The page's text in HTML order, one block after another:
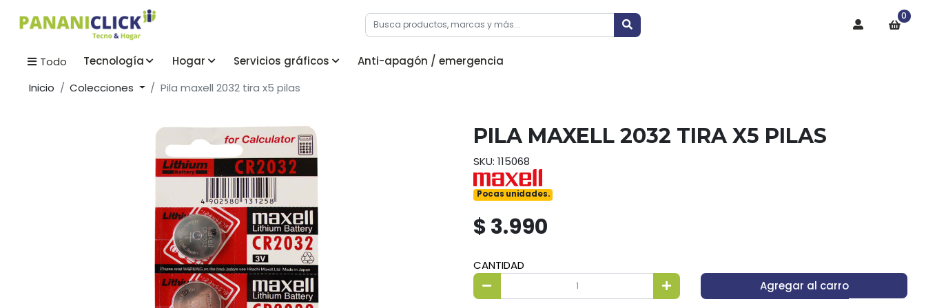
0
Todo Tecnología Hogar Servicios gráficos
Anti-apagón / emergencia
Inicio
Colecciones Pila maxell 2032 tira x5 pilas
PILA MAXELL 2032 TIRA X5 PILAS
SKU: 115068
Pocas unidades.
$ 3.990
CANTIDAD
Agregar al carro